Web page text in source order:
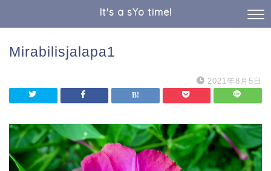
It's a sYo time!
Mirabilisjalapa1
2021年8月5日